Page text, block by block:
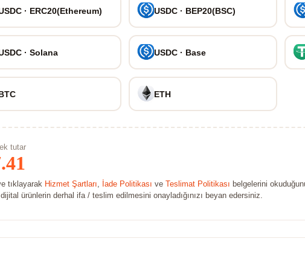
· ERC20(Ethereum) USDC · BEP20(BSC)
· Solana USDC · Base
ETH
tutar
tıklayarak Hizmet Şartları, İade Politikası ve Teslimat Politikası belgelerini
ürünlerin derhal ifa / teslim edilmesini onayladığınızı beyan edersiniz.